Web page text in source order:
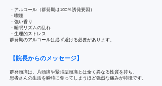
・アルコール（群発期は100％誘発要因）
・喫煙
・強い香り
・睡眠リズムの乱れ
・生理的ストレス
群発期のアルコールは必ず避ける必要があります。
【院長からのメッセージ】
群発頭痛は、片頭痛や緊張型頭痛とは全く異なる性質を持ち、
患者さんの生活を瞬時に奪ってしまうほど強烈な痛みが特徴です。